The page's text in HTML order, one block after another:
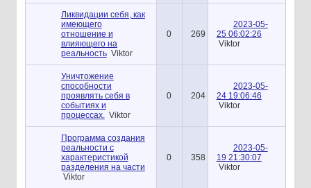
Ликвидации себя, как
имеющего
отношение и
влияющего на
реальность Viktor
0 269
2023-05-
25 06:02:26
Viktor
Уничтожение
способности
проявлять себя в
событиях и
процессах.
Viktor
0 204
2023-05-
24 19:06:46
Viktor
Программа создания
реальности с
характеристикой
разделения на части
Viktor
0 358
2023-05-
19 21:30:07
Viktor